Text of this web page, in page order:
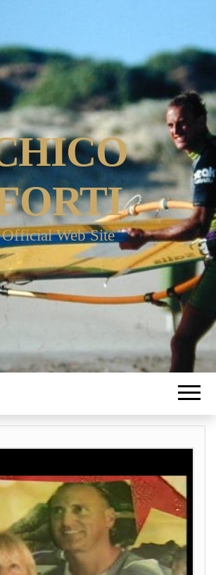
Official Web Site